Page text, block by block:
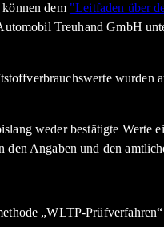
dem "Leitfaden über
Treuhand GmbH
wurden
weder bestätigte Werte
Angaben und den
„WLTP-